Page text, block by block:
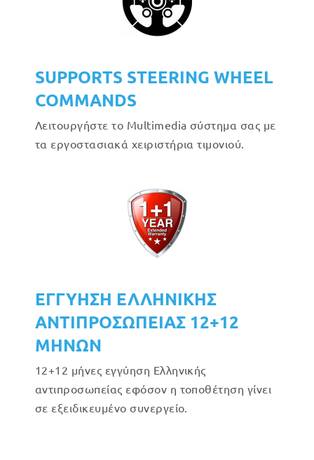
SUPPORTS STEERING WHEEL
COMMANDS
Λειτουργήστε το Multimedia σύστημα σας με
τα εργοστασιακά χειριστήρια τιμονιού.
ΕΓΓΥΗΣΗ ΕΛΛΗΝΙΚΗΣ
ΑΝΤΙΠΡΟΣΩΠΕΙΑΣ 12+12
ΜΗΝΩΝ
12+12 μήνες εγγύηση Ελληνικής
αντιπροσωπείας εφόσον η τοποθέτηση γίνει
σε εξειδικευμένο συνεργείο.